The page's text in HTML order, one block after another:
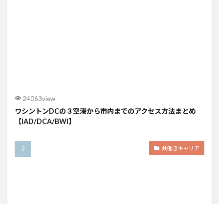
24063view
ワシントンDCの３空港から市内までのアクセス方法まとめ
【IAD/DCA/BWI】
共働きキャリア